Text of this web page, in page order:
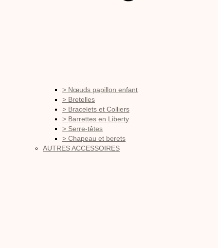
> Nœuds papillon enfant
> Bretelles
> Bracelets et Colliers
> Barrettes en Liberty
> Serre-têtes
> Chapeau et berets
AUTRES ACCESSOIRES